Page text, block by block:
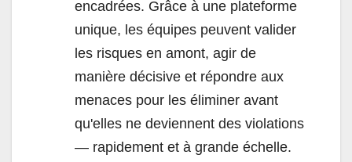
encadrées. Grâce à une plateforme
unique, les équipes peuvent valider
les risques en amont, agir de
manière décisive et répondre aux
menaces pour les éliminer avant
qu'elles ne deviennent des violations
— rapidement et à grande échelle.